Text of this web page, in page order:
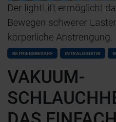
Der lightLift ermöglicht
Bewegen schwerer
körperliche Anstrengung.
BETRIEBSBEDARF INTRALOGISTIK
VAKUUM-